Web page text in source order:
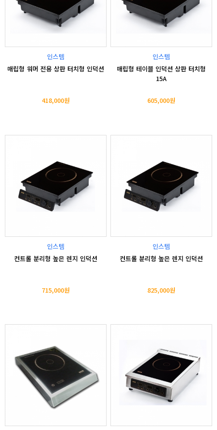
인스템
매립형 워머 전용 상판 터치형 인덕션
418,000원
인스템
매립형 테이블 인덕션 상판 터치형
15A
605,000원
인스템
컨트롤 분리형 높은 렌지 인덕션
715,000원
인스템
컨트롤 분리형 높은 렌지 인덕션
825,000원